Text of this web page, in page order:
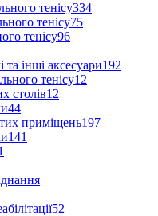
тенісу334
тенісу75
тенісу96
та інші аксесуари192
тенісу12
столів12
44
приміщень197
141
52